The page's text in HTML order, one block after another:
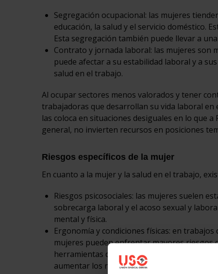
Segregación ocupacional: las mujeres
educación, la salud y el servicio doméstico.
Esta segregación también puede llevar a
Contrato y jornada laboral: las mujeres son
puede afectar a su estabilidad laboral y a
salud en el trabajo.
Al ocupar sectores menos valorados y tener
trabajadoras que desarrollan su vida laboral en
las coloca en situaciones desiguales en lo que
general, no invierten recursos en posiciones
Riesgos específicos de la mujer
En cuanto a la mujer y la salud en el trabajo,
Riesgos psicosociales: las mujeres suelen
sobrecarga laboral y el acoso sexual y
mental y física.
Ergonomía y condiciones físicas: en
mujeres pueden enfrentar mayores riesgos
herramientas de trabajo a menudo están
aumentar los riesgos ergonómicos para las